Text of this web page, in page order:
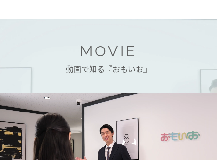
MOVIE
動画で知る『おもいお』